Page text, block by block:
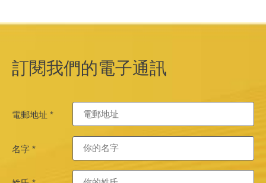
訂閱我們的電子通訊
電郵地址 *
名字 *